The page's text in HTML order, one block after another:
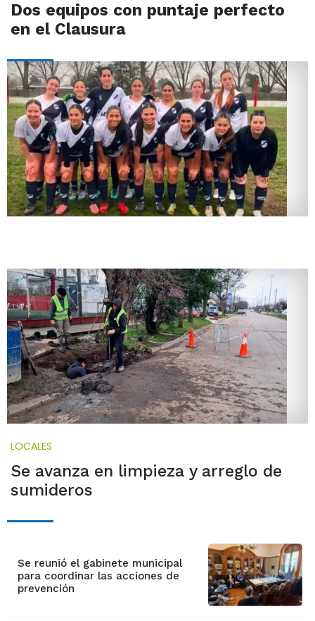
Dos equipos con puntaje perfecto
en el Clausura
LOCALES
Se avanza en limpieza y arreglo de
sumideros
Se reunió el gabinete municipal
para coordinar las acciones de
prevención